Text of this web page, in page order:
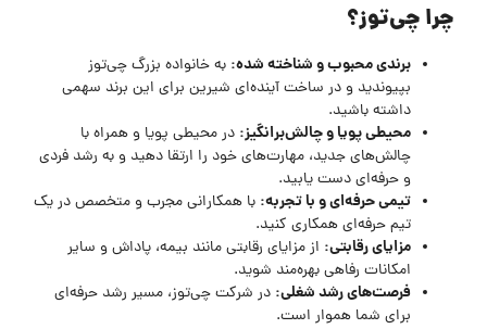
چرا چی‌توز؟
برندی محبوب و شناخته شده: به خانواده بزرگ چی‌توز
بپیوندید و در ساخت آینده‌ای شیرین برای این برند سهمی
داشته باشید.
محیطی پویا و چالش‌برانگیز: در محیطی پویا و همراه با
چالش‌های جدید، مهارت‌های خود را ارتقا دهید و به رشد فردی
و حرفه‌ای دست یابید.
تیمی حرفه‌ای و با تجربه: با همکارانی مجرب و متخصص در یک
تیم حرفه‌ای همکاری کنید.
مزایای رقابتی: از مزایای رقابتی مانند بیمه، پاداش و سایر
امکانات رفاهی بهره‌مند شوید.
فرصت‌های رشد شغلی: در شرکت چی‌توز، مسیر رشد حرفه‌ای
برای شما هموار است.